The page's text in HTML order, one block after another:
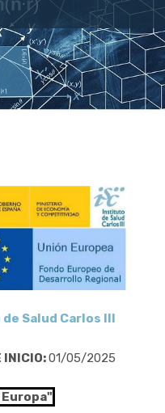
Salud Carlos III
INICIO:01/05/2025